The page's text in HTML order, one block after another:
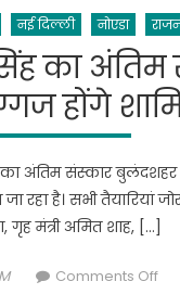
189
भत्ता
रही
है
40
नई दिल्ली नोएडा
का
होंगे
अंतिम संस्कार
रहा है। सभी तैयारियां
गृह मंत्री अमित शाह, […]
Comments Offon